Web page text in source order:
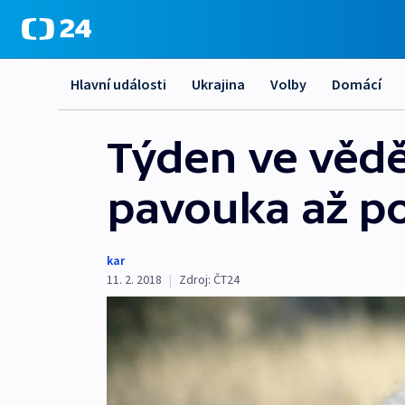
Hlavní události Ukrajina Volby Domácí
Týden ve
pavouka až
kar
11. 2. 2018 | Zdroj: ČT24